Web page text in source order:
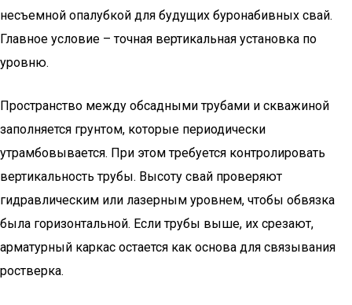
несъемной опалубкой для будущих буронабивных свай.
Главное условие – точная вертикальная установка по
уровню.
Пространство между обсадными трубами и скважиной
заполняется грунтом, которые периодически
утрамбовывается. При этом требуется контролировать
вертикальность трубы. Высоту свай проверяют
гидравлическим или лазерным уровнем, чтобы обвязка
была горизонтальной. Если трубы выше, их срезают,
арматурный каркас остается как основа для связывания
ростверка.